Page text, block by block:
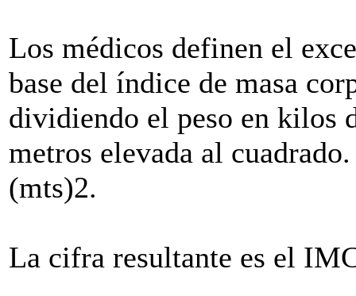
Los médicos definen el
base del índice de masa
dividiendo el peso en kilos
metros elevada al
(mts)2.
La cifra resultante es el